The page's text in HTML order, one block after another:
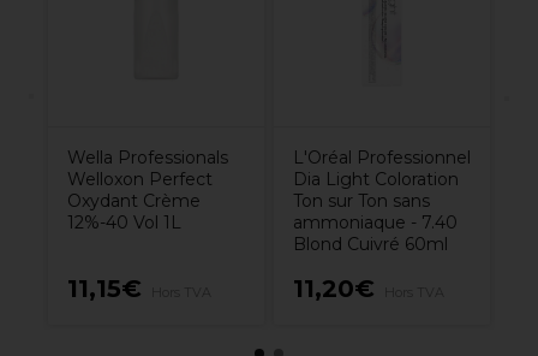
Wella Professionals
Welloxon Perfect
Oxydant Crème
12%-40 Vol 1L
11,15€
L'Oréal Professionnel
Dia Light Coloration
Ton sur Ton sans
ammoniaque - 7.40
Blond Cuivré 60ml
11,20€